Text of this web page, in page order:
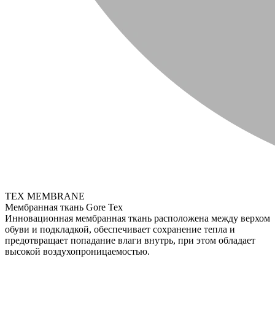
TEX MEMBRANE
Мембранная ткань Gore Tex
Инновационная мембранная ткань расположена между верхом
обуви и подкладкой, обеспечивает сохранение тепла и
предотвращает попадание влаги внутрь, при этом обладает
высокой воздухопроницаемостью.